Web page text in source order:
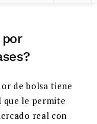
por
de bolsa tiene
que le permite
real con